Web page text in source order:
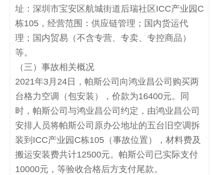
址：深圳市宝安区航城街道后瑞社区 ICC产业园 C
栋105 ，经营范围：供应链管理；国内货运代
理；国内贸易（不含专营、专卖、专控商品）
等。
（三）事故相关概况
2021年3月 24 日，帕斯公司向鸿业昌公司购买两
台格力空调（包安装），价款为16400元。同
时，帕斯公司与鸿业昌公司约定，由鸿业昌公司
安排人员将帕斯公司原办公地址的五台旧空调拆
装到 ICC产业园 C栋105 （事故位置），材料费及
搬运安装费共计12500元。帕斯公司已实际支付
10000元，等验收合格后方支付尾款。